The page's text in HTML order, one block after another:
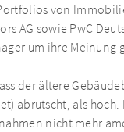
von
AG sowie PwC
um ihre Meinung
der ältere
abrutscht, als
nicht mehr